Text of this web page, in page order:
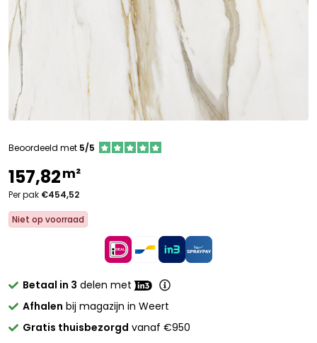
Beoordeeld met 5/5
157,82m²
Per pak €454,52
Niet op voorraad
Betaal in 3 delen met
Afhalen bij magazijn in Weert
Gratis thuisbezorgd vanaf €950